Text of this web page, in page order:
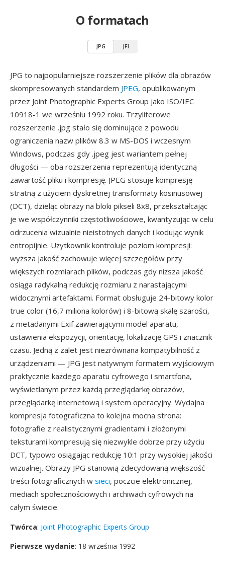
O formatach
JPG JFI
JPG to najpopularniejsze rozszerzenie plików dla obrazów
skompresowanych standardem JPEG, opublikowanym
przez Joint Photographic Experts Group jako ISO/IEC
10918-1 we wrześniu 1992 roku. Trzyliterowe
rozszerzenie .jpg stało się dominujące z powodu
ograniczenia nazw plików 8.3 w MS-DOS i wczesnym
Windows, podczas gdy .jpeg jest wariantem pełnej
długości — oba rozszerzenia reprezentują identyczną
zawartość pliku i kompresję. JPEG stosuje kompresję
stratną z użyciem dyskretnej transformaty kosinusowej
(DCT), dzieląc obrazy na bloki pikseli 8x8, przekształcając
je we współczynniki częstotliwościowe, kwantyzując w celu
odrzucenia wizualnie nieistotnych danych i kodując wynik
entropijnie. Użytkownik kontroluje poziom kompresji:
wyższa jakość zachowuje więcej szczegółów przy
większych rozmiarach plików, podczas gdy niższa jakość
osiąga radykalną redukcję rozmiaru z narastającymi
widocznymi artefaktami. Format obsługuje 24-bitowy kolor
true color (16,7 miliona kolorów) i 8-bitową skalę szarości,
z metadanymi Exif zawierającymi model aparatu,
ustawienia ekspozycji, orientację, lokalizację GPS i znacznik
czasu. Jedną z zalet jest niezrównana kompatybilność z
urządzeniami — JPG jest natywnym formatem wyjściowym
praktycznie każdego aparatu cyfrowego i smartfona,
wyświetlanym przez każdą przeglądarkę obrazów,
przeglądarkę internetową i system operacyjny. Wydajna
kompresja fotograficzna to kolejna mocna strona:
fotografie z realistycznymi gradientami i złożonymi
teksturami kompresują się niezwykle dobrze przy użyciu
DCT, typowo osiągając redukcję 10:1 przy wysokiej jakości
wizualnej. Obrazy JPG stanowią zdecydowaną większość
treści fotograficznych w sieci, poczcie elektronicznej,
mediach społecznościowych i archiwach cyfrowych na
całym świecie.
Twórca: Joint Photographic Experts Group
Pierwsze wydanie: 18 września 1992